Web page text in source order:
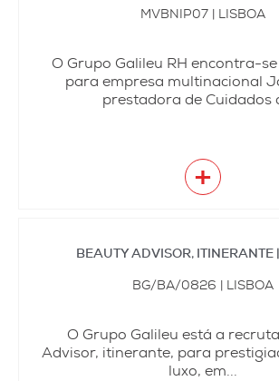
MVBNIP07 | LISBOA
O Grupo Galileu RH encontra-
para empresa multinacional
prestadora de Cuidados
+
BEAUTY ADVISOR, ITINERANTE
BG/BA/0826 | LISBOA
O Grupo Galileu está a
Advisor, itinerante, para
luxo, em...